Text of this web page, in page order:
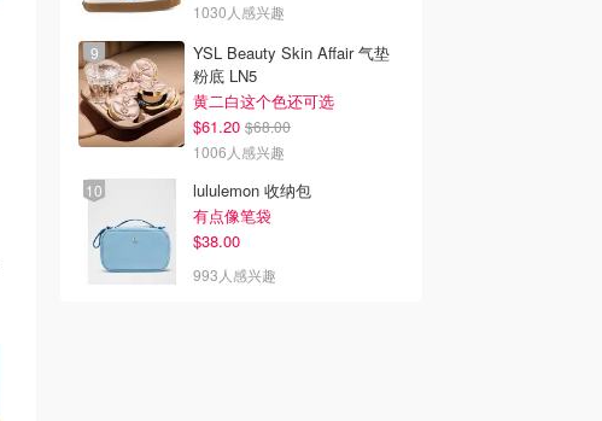
1030人感兴趣
YSL Beauty Skin Affair 气垫
粉底 LN5
黄二白这个色还可选
$61.20 $68.00
1006人感兴趣
lululemon 收纳包
有点像笔袋
$38.00
993人感兴趣